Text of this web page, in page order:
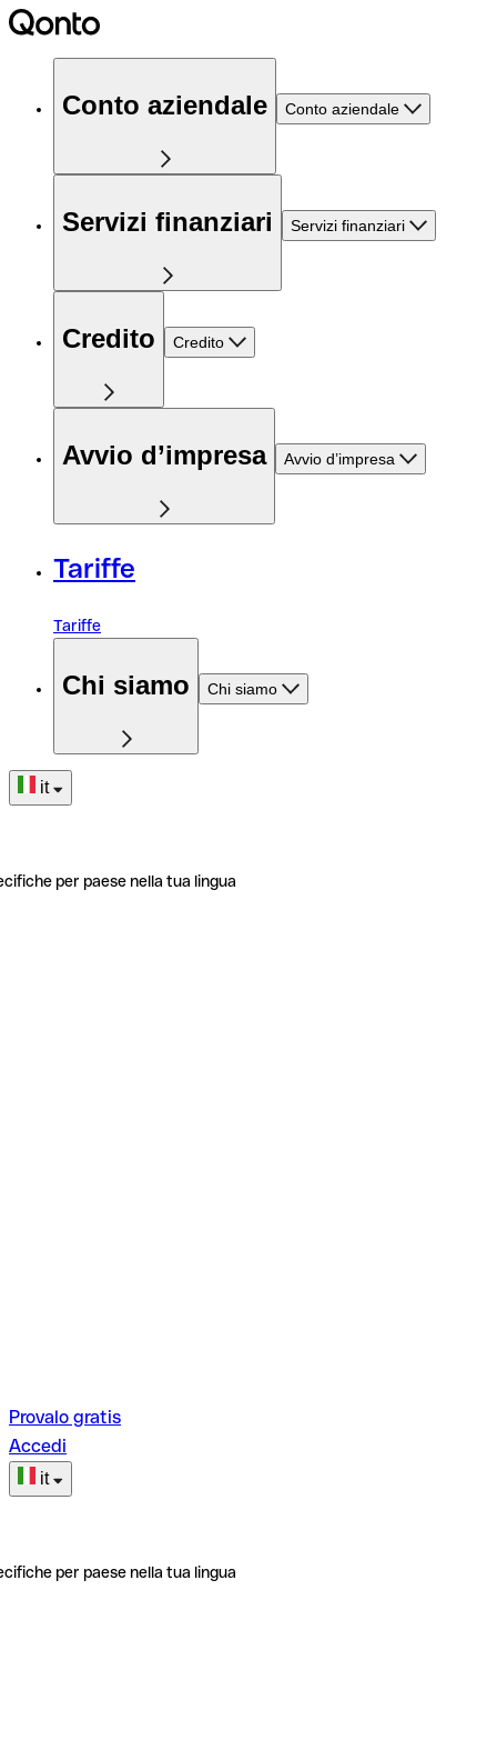
Conto aziendale Conto aziendale
Servizi finanziari Servizi finanziari
Credito Credito
Avvio d’impresa Avvio d’impresa
Tariffe
Tariffe
Chi siamo Chi siamo
it
per paese nella tua lingua
Provalo gratis
Accedi
it
per paese nella tua lingua